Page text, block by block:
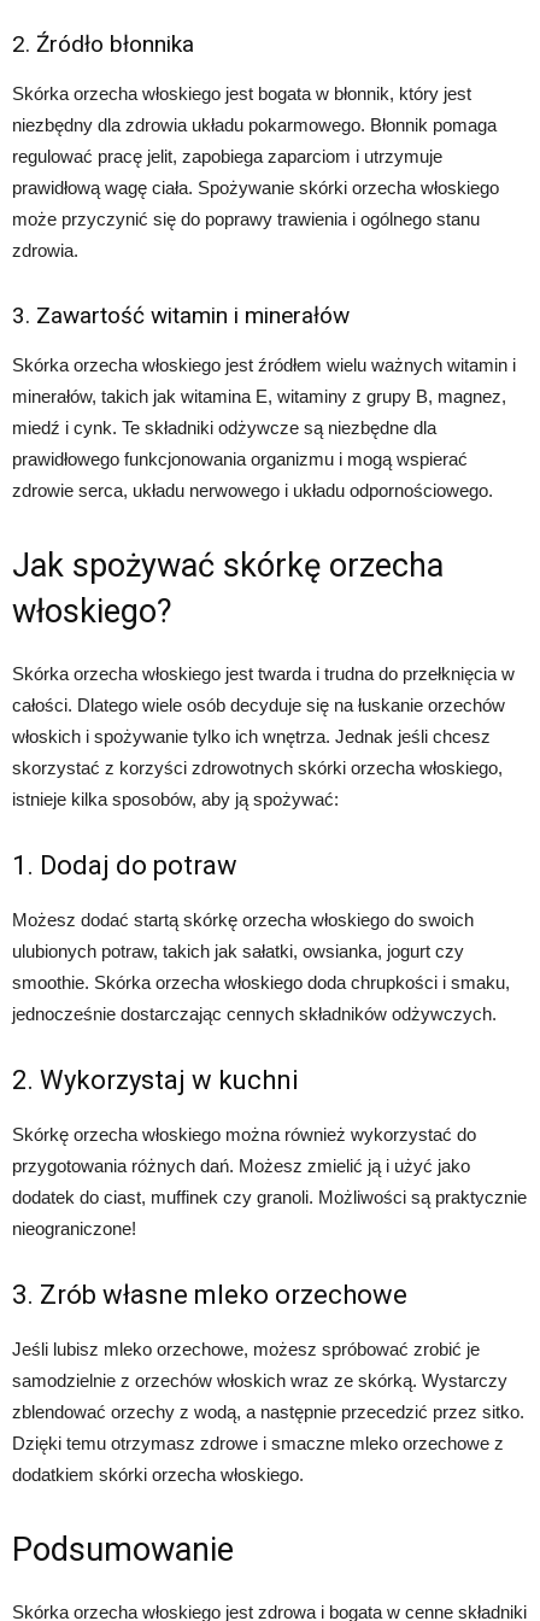
2. Źródło błonnika
Skórka orzecha włoskiego jest bogata w błonnik, który jest
niezbędny dla zdrowia układu pokarmowego. Błonnik pomaga
regulować pracę jelit, zapobiega zaparciom i utrzymuje
prawidłową wagę ciała. Spożywanie skórki orzecha włoskiego
może przyczynić się do poprawy trawienia i ogólnego stanu
zdrowia.
3. Zawartość witamin i minerałów
Skórka orzecha włoskiego jest źródłem wielu ważnych witamin i
minerałów, takich jak witamina E, witaminy z grupy B, magnez,
miedź i cynk. Te składniki odżywcze są niezbędne dla
prawidłowego funkcjonowania organizmu i mogą wspierać
zdrowie serca, układu nerwowego i układu odpornościowego.
Jak spożywać skórkę orzecha
włoskiego?
Skórka orzecha włoskiego jest twarda i trudna do przełknięcia w
całości. Dlatego wiele osób decyduje się na łuskanie orzechów
włoskich i spożywanie tylko ich wnętrza. Jednak jeśli chcesz
skorzystać z korzyści zdrowotnych skórki orzecha włoskiego,
istnieje kilka sposobów, aby ją spożywać:
1. Dodaj do potraw
Możesz dodać startą skórkę orzecha włoskiego do swoich
ulubionych potraw, takich jak sałatki, owsianka, jogurt czy
smoothie. Skórka orzecha włoskiego doda chrupkości i smaku,
jednocześnie dostarczając cennych składników odżywczych.
2. Wykorzystaj w kuchni
Skórkę orzecha włoskiego można również wykorzystać do
przygotowania różnych dań. Możesz zmielić ją i użyć jako
dodatek do ciast, muffinek czy granoli. Możliwości są praktycznie
nieograniczone!
3. Zrób własne mleko orzechowe
Jeśli lubisz mleko orzechowe, możesz spróbować zrobić je
samodzielnie z orzechów włoskich wraz ze skórką. Wystarczy
zblendować orzechy z wodą, a następnie przecedzić przez sitko.
Dzięki temu otrzymasz zdrowe i smaczne mleko orzechowe z
dodatkiem skórki orzecha włoskiego.
Podsumowanie
Skórka orzecha włoskiego jest zdrowa i bogata w cenne składniki